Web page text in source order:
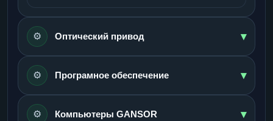
⚙️ Оптический привод ▾
⚙️ Програмное обеспечение ▾
⚙️ Компьютеры GANSOR ▾